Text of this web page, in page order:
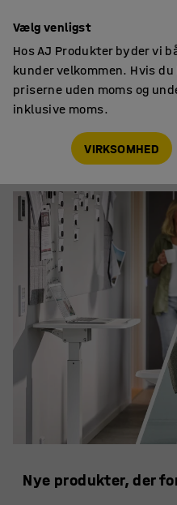
Nye produkter
Nye produkter, der
Vælg venligst
Hos AJ Produkter byder vi
kunder velkommen. Hvis
priserne uden moms og
inklusive moms.
VIRKSOMHED